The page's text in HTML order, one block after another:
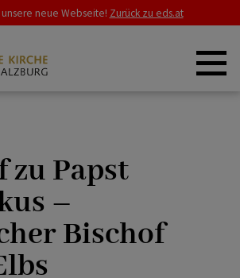
neue Webseite! Zurück zu eds.at
& LEBEN
XIV
zu Papst
–
Bischof